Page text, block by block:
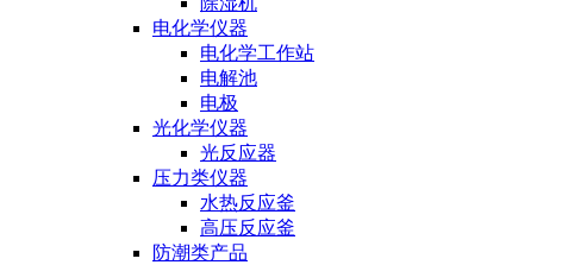
电化学仪器
电化学工作站
电解池
电极
光化学仪器
光反应器
压力类仪器
水热反应釜
高压反应釜
防潮类产品